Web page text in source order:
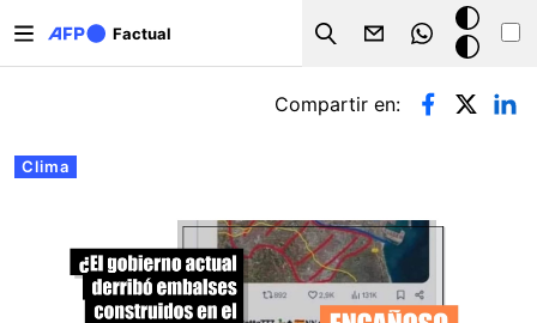
Factual
Search
Modo
oscuro
Solapas principales
Clima
Compartir en: